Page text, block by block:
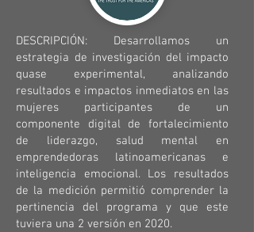
DESCRIPCIÓN: Desarrollamos un
estrategia de investigación del impacto
quase experimental, analizando
resultados e impactos inmediatos en las
mujeres participantes de un
componente digital de fortalecimiento
de liderazgo, salud mental en
emprendedoras latinoamericanas e
inteligencia emocional. Los resultados
de la medición permitió comprender la
pertinencia del programa y que este
tuviera una 2 versión en 2020.